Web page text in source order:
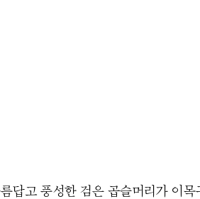
답고 풍성한 검은 곱슬머리가 이